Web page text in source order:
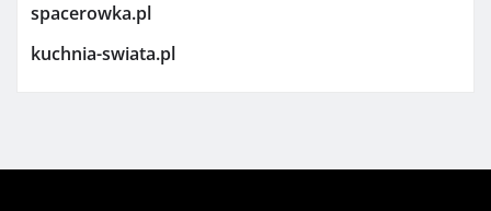
spacerowka.pl
kuchnia-swiata.pl